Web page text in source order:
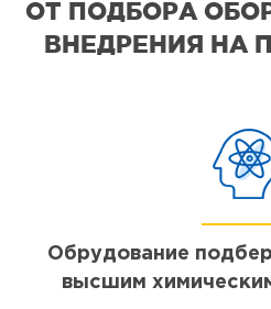
ОТ ПОДБОРА
ВНЕДРЕНИЯ НА
Обрудование
высшим